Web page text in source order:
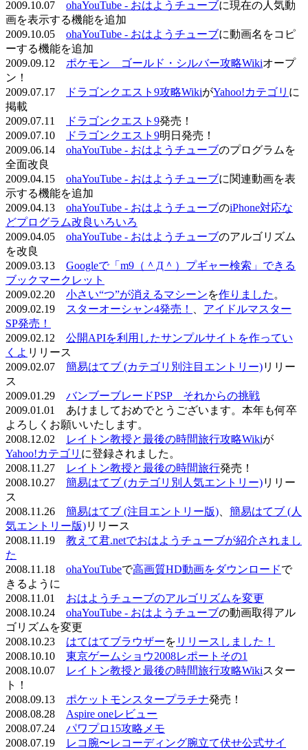
2009.10.07 ohaYouTube - おはようチューブに現在の人気動
画を表示する機能を追加
2009.10.05 ohaYouTube - おはようチューブに動画名をコピ
ーする機能を追加
2009.09.12 ポケモン ゴールド・シルバー攻略Wikiオープ
ン！
2009.07.17
ドラゴンクエスト9攻略WikiがYahoo!カテゴリ に
掲載
2009.07.11
ドラゴンクエスト9発売！
2009.07.10
ドラゴンクエスト9明日発売！
2009.06.14 ohaYouTube - おはようチューブのプログラムを
全面改良
2009.04.15 ohaYouTube - おはようチューブに関連動画を表
示する機能を追加
2009.04.13 ohaYouTube - おはようチューブのiPhone対応な
どプログラム改良いろいろ
2009.04.05 ohaYouTube - おはようチューブのアルゴリズム
を改良
2009.03.13 Googleで「m9（＾Д＾）プギャー検索」できる
ブックマークレット
2009.02.20 小さい“つ”が消えるマシーンを作りました 。
2009.02.19
スターオーシャン4発売！
アイドルマスター
SP発売！
2009.02.12 公開APIを利用したサンプルサイトを作ってい
くよ リリース
2009.02.07 簡易はてブ (カテゴリ別注目エントリー)リリー
ス
2009.01.29 バンブーブレードPSP それからの挑戦
2009.01.01 あけましておめでとうございます。本年も何卒
よろしくお願いいたします。
2008.12.02
レイトン教授と最後の時間旅行攻略Wikiが
Yahoo!カテゴリ に登録されました。
2008.11.27
レイトン教授と最後の時間旅行発売！
2008.10.27 簡易はてブ (カテゴリ別人気エントリー)リリー
ス
2008.11.26 簡易はてブ (注目エントリー版)
簡易はてブ (人
気エントリー版)リリース
2008.11.19 教えて君.netでおはようチューブが紹介されまし
た
2008.11.18 ohaYouTubeで高画質HD動画をダウンロードで
きるように
2008.11.01 おはようチューブのアルゴリズムを変更
2008.10.24 ohaYouTube - おはようチューブの動画取得アル
ゴリズムを変更
2008.10.23 はてはてブラウザーを リリースしました！
2008.10.10 東京ゲームショウ2008レポートその1
2008.10.07
レイトン教授と最後の時間旅行攻略Wikiスター
ト！
2008.09.13 ポケットモンスタープラチナ発売！
2008.08.28 Aspire oneレビュー
2008.07.24 パワプロ15攻略メモ
2008.07.19
レコ腕〜レコーディング腕立て伏せ公式サイ